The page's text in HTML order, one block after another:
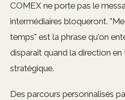
COMEX ne porte pas le
intermédiaires bloqueront.
temps" est la phrase qu'on
disparaît quand la direction
stratégique.
Des parcours personnalisés